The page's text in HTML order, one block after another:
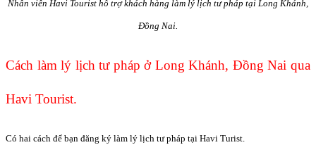
Nhân viên Havi Tourist hỗ trợ khách hàng làm lý lịch tư pháp tại Long Khánh,
Đồng Nai.
Cách làm lý lịch tư pháp ở Long Khánh, Đồng Nai qua
Havi Tourist.
Có hai cách để bạn đăng ký làm lý lịch tư pháp tại Havi Turist.